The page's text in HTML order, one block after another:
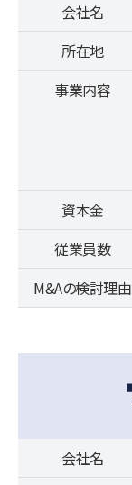
会社名
所在地
事業内容
資本金
従業員数
M&Aの検討理由
会社名